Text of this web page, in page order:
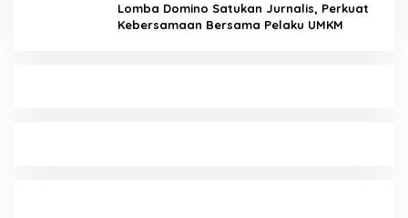
Lomba Domino Satukan Jurnalis, Perkuat
Kebersamaan Bersama Pelaku UMKM